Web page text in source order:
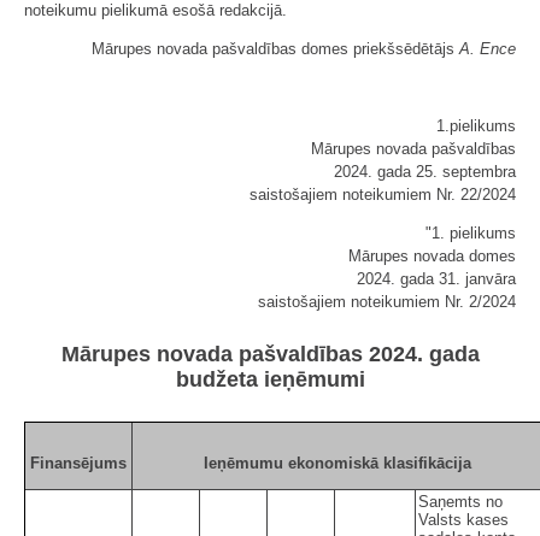
noteikumu pielikumā esošā redakcijā.
Mārupes novada pašvaldības domes priekšsēdētājsA. Ence
1.pielikums
Mārupes novada pašvaldības
2024. gada 25. septembra
saistošajiem noteikumiem Nr. 22/2024
"1. pielikums
Mārupes novada domes
2024. gada 31. janvāra
saistošajiem noteikumiem Nr. 2/2024
Mārupes novada pašvaldības 2024. gada
budžeta ieņēmumi
Finansējums Ieņēmumu ekonomiskā klasifikācija
Saņemts no
Valsts kases